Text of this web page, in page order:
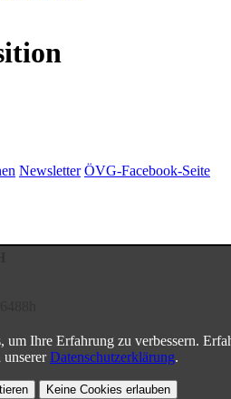
um Ihre Erfahrung zu verbessern.
unsererDatenschutzerklärung.
Keine Cookies erlauben
Newsletter ÖVG-Facebook-Seite